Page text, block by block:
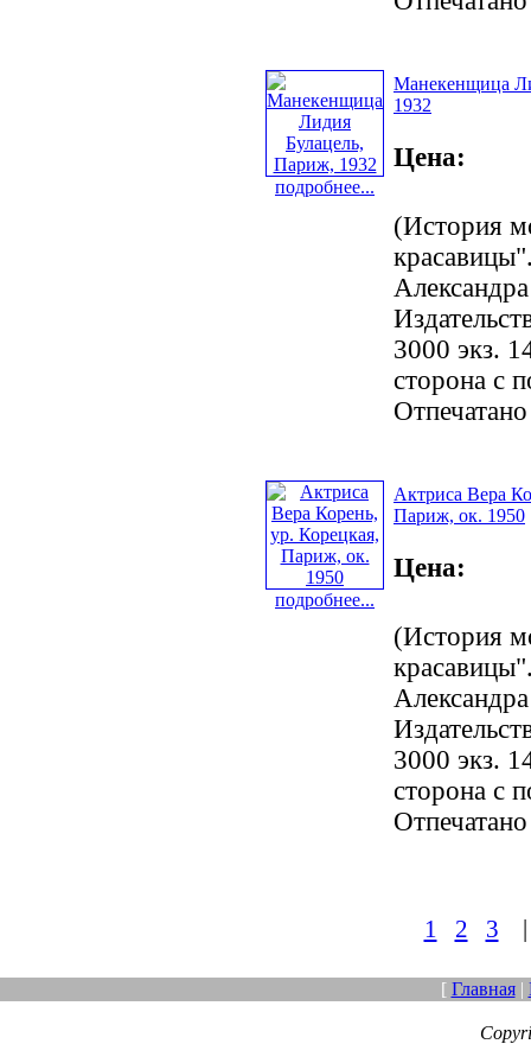
подробнее...
Манекенщица
1932
Цена:
(История
3000 экз.
сторона с
подробнее...
Актриса Вера
Париж, ок. 1950
Цена:
(История
3000 экз.
сторона с
1 2 3
[ Главная|